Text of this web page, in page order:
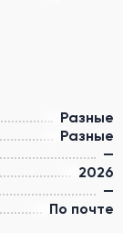
Разные
Разные
—
2026
—
По почте